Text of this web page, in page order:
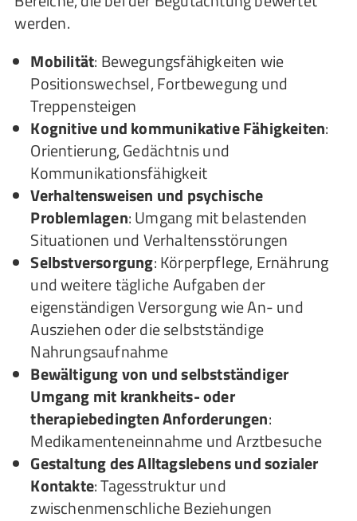
werden.
Mobilität: Bewegungsfähigkeiten wie
Positionswechsel, Fortbewegung und
Treppensteigen
Kognitive und kommunikative Fähigkeiten:
Orientierung, Gedächtnis und
Kommunikationsfähigkeit
Verhaltensweisen und psychische
Problemlagen: Umgang mit belastenden
Situationen und Verhaltensstörungen
Selbstversorgung: Körperpflege, Ernährung
und weitere tägliche Aufgaben der
eigenständigen Versorgung wie An- und
Ausziehen oder die selbstständige
Nahrungsaufnahme
Bewältigung von und selbstständiger
Umgang mit krankheits- oder
therapiebedingten Anforderungen:
Medikamenteneinnahme und Arztbesuche
Gestaltung des Alltagslebens und sozialer
Kontakte: Tagesstruktur und
zwischenmenschliche Beziehungen